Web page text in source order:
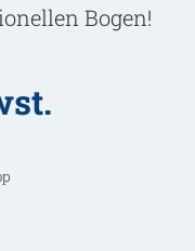
Bogen!